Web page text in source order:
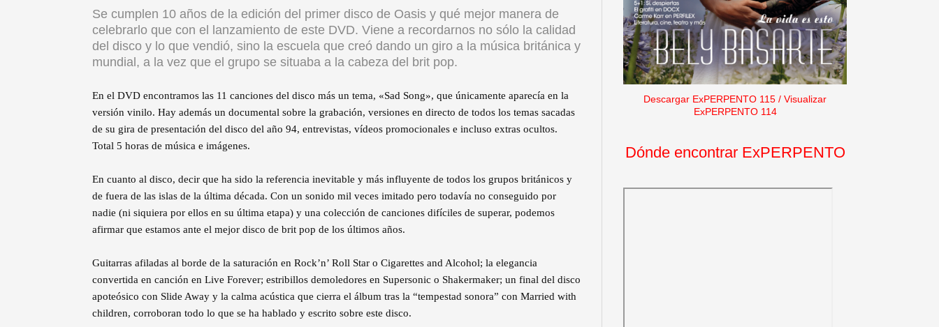
Se cumplen 10 años de la edición del primer disco de Oasis y qué mejor manera de
celebrarlo que con el lanzamiento de este DVD. Viene a recordarnos no sólo la calidad
del disco y lo que vendió, sino la escuela que creó dando un giro a la música británica y
mundial, a la vez que el grupo se situaba a la cabeza del brit pop.
En el DVD encontramos las 11 canciones del disco más un tema, «Sad Song», que únicamente aparecía en la
versión vinilo. Hay además un documental sobre la grabación, versiones en directo de todos los temas sacadas
de su gira de presentación del disco del año 94, entrevistas, vídeos promocionales e incluso extras ocultos.
Total 5 horas de música e imágenes.
En cuanto al disco, decir que ha sido la referencia inevitable y más influyente de todos los grupos británicos y
de fuera de las islas de la última década. Con un sonido mil veces imitado pero todavía no conseguido por
nadie (ni siquiera por ellos en su última etapa) y una colección de canciones difíciles de superar, podemos
afirmar que estamos ante el mejor disco de brit pop de los últimos años.
Guitarras afiladas al borde de la saturación en Rock’n’ Roll Star o Cigarettes and Alcohol; la elegancia
convertida en canción en Live Forever; estribillos demoledores en Supersonic o Shakermaker; un final del disco
apoteósico con Slide Away y la calma acústica que cierra el álbum tras la “tempestad sonora” con Married with
children, corroboran todo lo que se ha hablado y escrito sobre este disco.
Descargar ExPERPENTO 115 / Visualizar
ExPERPENTO 114
Dónde encontrar ExPERPENTO